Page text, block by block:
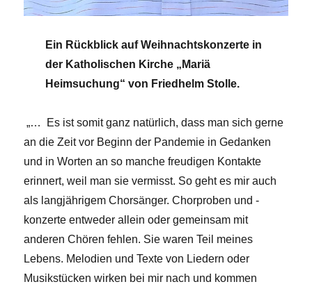
Ein Rückblick auf Weihnachtskonzerte in
der Katholischen Kirche „Mariä
Heimsuchung“ von Friedhelm Stolle.
„… Es ist somit ganz natürlich, dass man sich gerne
an die Zeit vor Beginn der Pandemie in Gedanken
und in Worten an so manche freudigen Kontakte
erinnert, weil man sie vermisst. So geht es mir auch
als langjährigem Chorsänger. Chorproben und -
konzerte entweder allein oder gemeinsam mit
anderen Chören fehlen. Sie waren Teil meines
Lebens. Melodien und Texte von Liedern oder
Musikstücken wirken bei mir nach und kommen